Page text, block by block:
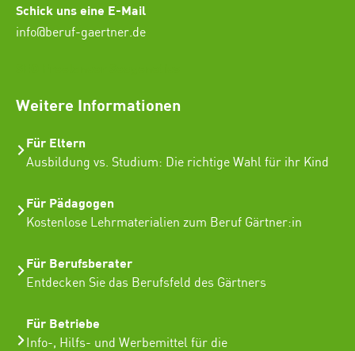
Schick uns eine E-Mail
info@beruf-gaertner.de
Weitere Informationen
Für Eltern
Ausbildung vs. Studium: Die richtige Wahl für ihr Kind
Für Pädagogen
Kostenlose Lehrmaterialien zum Beruf Gärtner:in
Für Berufsberater
Entdecken Sie das Berufsfeld des Gärtners
Für Betriebe
Info-, Hilfs- und Werbemittel für die